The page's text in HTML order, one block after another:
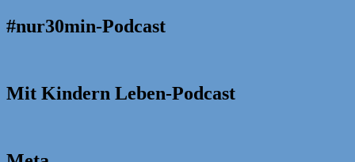
#nur30min-Podcast
Mit Kindern Leben-Podcast